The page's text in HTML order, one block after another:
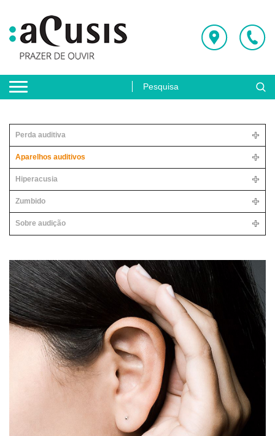
Perda auditiva
Aparelhos auditivos
Hiperacusia
Zumbido
Sobre audição